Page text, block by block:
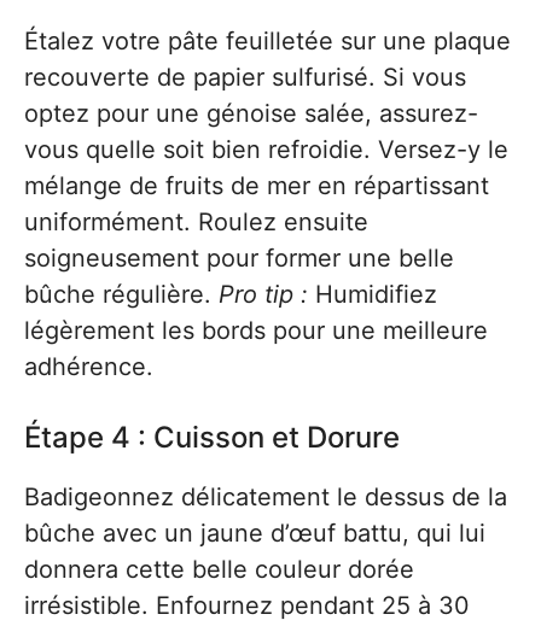
Étalez votre pâte feuilletée sur une plaque
recouverte de papier sulfurisé. Si vous
optez pour une génoise salée, assurez-
vous quelle soit bien refroidie. Versez-y le
mélange de fruits de mer en répartissant
uniformément. Roulez ensuite
soigneusement pour former une belle
bûche régulière. Pro tip : Humidifiez
légèrement les bords pour une meilleure
adhérence.
Étape 4 : Cuisson et Dorure
Badigeonnez délicatement le dessus de la
bûche avec un jaune d’œuf battu, qui lui
donnera cette belle couleur dorée
irrésistible. Enfournez pendant 25 à 30